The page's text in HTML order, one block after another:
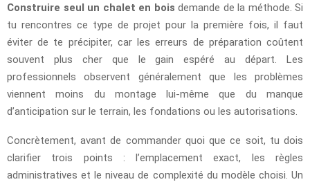
Construire seul un chalet en bois demande de la méthode. Si
tu rencontres ce type de projet pour la première fois, il faut
éviter de te précipiter, car les erreurs de préparation coûtent
souvent plus cher que le gain espéré au départ. Les
professionnels observent généralement que les problèmes
viennent moins du montage lui-même que du manque
d’anticipation sur le terrain, les fondations ou les autorisations.
Concrètement, avant de commander quoi que ce soit, tu dois
clarifier trois points : l’emplacement exact, les règles
administratives et le niveau de complexité du modèle choisi. Un